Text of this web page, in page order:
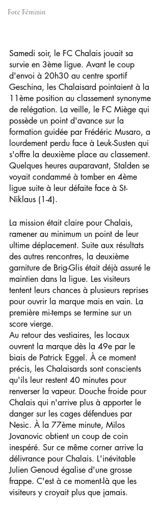
Fote Féminin
Samedi soir, le FC Chalais jouait sa
survie en 3ème ligue. Avant le coup
d'envoi à 20h30 au centre sportif
Geschina, les Chalaisard pointaient à la
11ème position au classement synonyme
de relégation. La veille, le FC Miège qui
possède un point d'avance sur la
formation guidée par Frédéric Musaro, a
lourdement perdu face à Leuk-Susten qui
s'offre la deuxième place au classement.
Quelques heures auparavant, Stalden se
voyait condammé à tomber en 4ème
ligue suite à leur défaite face à St-
Niklaus (1-4).
La mission était claire pour Chalais,
ramener au minimum un point de leur
ultime déplacement. Suite aux résultats
des autres rencontres, la deuxième
garniture de Brig-Glis était déjà assuré le
maintien dans la ligue. Les visiteurs
tentent leurs chances à plusieurs reprises
pour ouvrir la marque mais en vain. La
première mi-temps se termine sur un
score vierge.
Au retour des vestiaires, les locaux
ouvrent la marque dès la 49e par le
biais de Patrick Eggel. À ce moment
précis, les Chalaisards sont conscients
qu'ils leur restent 40 minutes pour
renverser la vapeur. Douche froide pour
Chalais qui n'arrive plus à apporter le
danger sur les cages défendues par
Nesic. À la 77ème minute, Milos
Jovanovic obtient un coup de coin
inespéré. Sur ce même corner arrive la
délivrance pour Chalais. L'inévitable
Julien Genoud égalise d'une grosse
frappe. C'est à ce moment-là que les
visiteurs y croyait plus que jamais.